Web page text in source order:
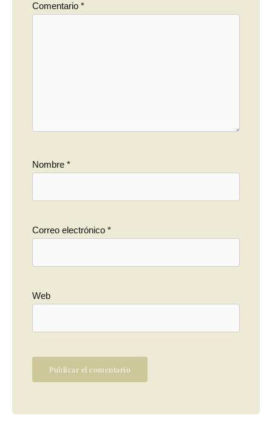
Comentario *
Nombre *
Correo electrónico *
Web